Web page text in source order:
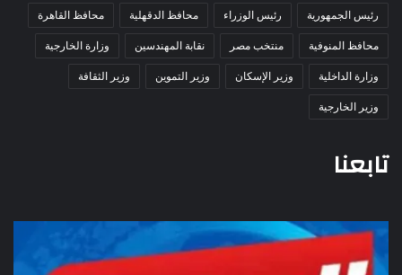
رئيس الجمهورية
رئيس الوزراء محافظ الدقهلية
محافظ القاهرة
محافظ المنوفية
منتخب مصر نقابة المهندسين
وزارة الخارجية
وزارة الداخلية
وزير الإسكان وزير التموين
وزير الثقافة
وزير الخارجية
تابعنا